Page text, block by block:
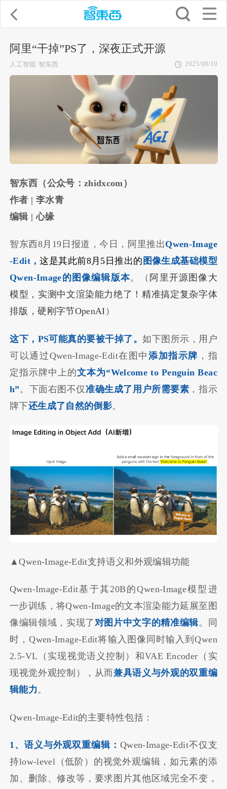
阿里“干掉”PS了，深夜正式开源
人工智能 智东西 2025/08/19
智东西（公众号：zhidxcom）
作者 | 李水青
编辑 | 心缘
智东西8月19日报道，今日，阿里推出Qwen-Image
-Edit，这是其此前8月5日推出的 图像生成基础模型
Qwen-Image的图像编辑版本。（ 阿里开源图像大
模型，实测中文渲染能力绝了！精准搞定复杂字体
排版，硬刚字节OpenAI ）
这下，PS可能真的要被干掉了。如下图所示，用户
可以通过Qwen-Image-Edit在图中 添加指示牌 ，指
定指示牌中上的文本为“Welcome to Penguin Beac
h”。下面右图不仅准确生成了用户所需要素 ，指示
牌下还生成了自然的倒影。
▲Qwen-Image-Edit支持语义和外观编辑功能
Qwen-Image-Edit基于其20B的Qwen-Image模型进
⼀步训练，将Qwen-Image的文本渲染能力延展至图
像编辑领域，实现了对图片中文字的精准编辑。同
时，Qwen-Image-Edit将输⼊图像同时输⼊到Qwen
2.5-VL（实现视觉语义控制）和VAE Encoder（实
现视觉外观控制），从而兼具语义与外观的双重编
辑能⼒ 。
Qwen-Image-Edit的主要特性包括：
1、语义与外观双重编辑： Qwen-Image-Edit不仅⽀
持low-level（低阶）的视觉外观编辑，如元素的添
加、删除、修改等，要求图片其他区域完全不变，